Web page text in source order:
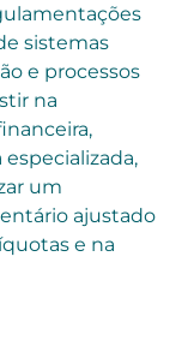
sistemas
e processos
na
especializada,
um
ajustado
e na